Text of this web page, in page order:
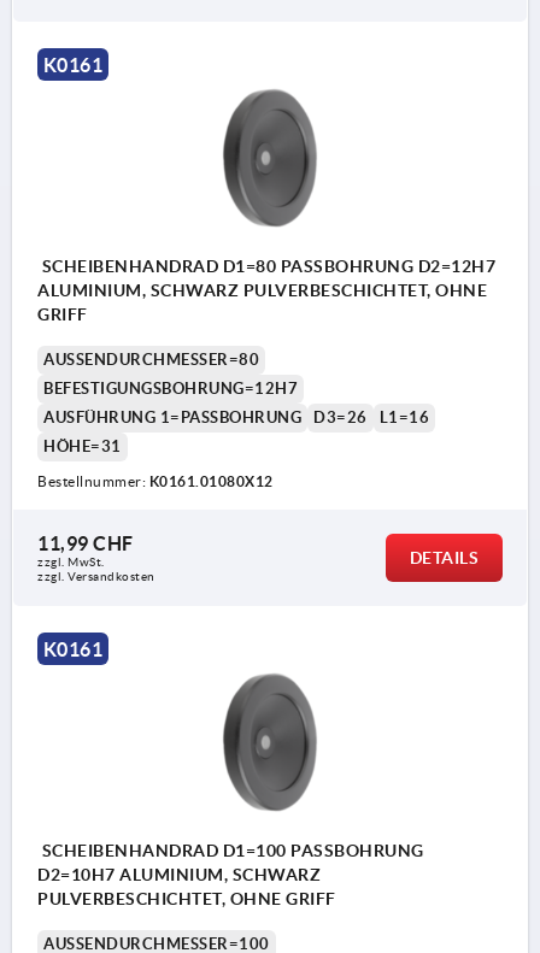
K0161
SCHEIBENHANDRAD D1=80 PASSBOHRUNG D2=12H7
ALUMINIUM, SCHWARZ PULVERBESCHICHTET, OHNE
GRIFF
AUSSENDURCHMESSER=80
BEFESTIGUNGSBOHRUNG=12H7
AUSFÜHRUNG 1=PASSBOHRUNG
D3=26
L1=16
HÖHE=31
Bestellnummer: K0161.01080X12
11,99 CHF
zzgl. MwSt.
zzgl. Versandkosten
DETAILS
K0161
SCHEIBENHANDRAD D1=100 PASSBOHRUNG
D2=10H7 ALUMINIUM, SCHWARZ
PULVERBESCHICHTET, OHNE GRIFF
AUSSENDURCHMESSER=100